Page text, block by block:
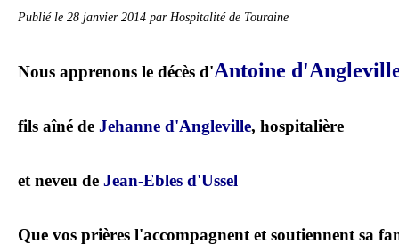
Publié le 28 janvier 2014 par Hospitalité de Touraine
Nous apprenons le décès d'Antoine
fils aîné de Jehanne d'Angleville, hospitalière
et neveu de Jean-Ebles d'Ussel
Que vos prières l'accompagnent et soutiennent sa